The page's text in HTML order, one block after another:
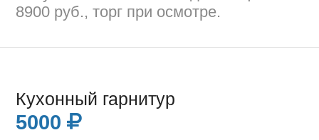
8900 руб., торг при осмотре.
Кухонный гарнитур
5000